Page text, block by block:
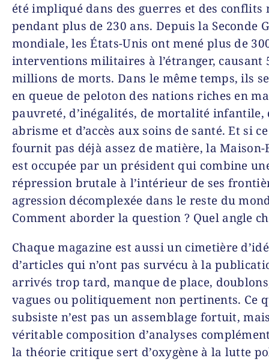
été impliqué dans des guerres et des
pendant plus de 230 ans. Depuis la Seconde
mondiale, les États-Unis ont mené plus de
interventions militaires à l’étranger, causant
millions de morts. Dans le même temps, ils
en queue de peloton des nations riches en
pauvreté, d’inégalités, de mortalité infantile,
abrisme et d’accès aux soins de santé. Et si
fournit pas déjà assez de matière, la Maison-
est occupée par un président qui combine
répression brutale à l’intérieur de ses
agression décomplexée dans le reste du
Comment aborder la question ? Quel angle
Chaque magazine est aussi un cimetière
d’articles qui n’ont pas survécu à la
arrivés trop tard, manque de place,
vagues ou politiquement non pertinents. Ce
subsiste n’est pas un assemblage fortuit,
véritable composition d’analyses
la théorie critique sert d’oxygène à la lutte